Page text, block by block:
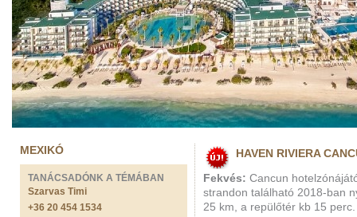
MEXIKÓ
TANÁCSADÓNK A TÉMÁBAN
Szarvas Timi
+36 20 454 1534
HAVEN RIVIERA
Fekvés: Cancun
strandon található 2018-ban
25 km, a repülőtér kb 15 perc.